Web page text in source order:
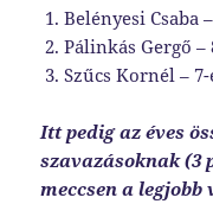
Belényesi Csaba
Pálinkás Gergő –
Szűcs Kornél –
Itt pedig az éves
szavazásoknak (3
meccsen a